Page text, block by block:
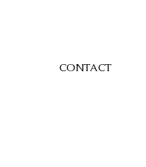
CONTACT